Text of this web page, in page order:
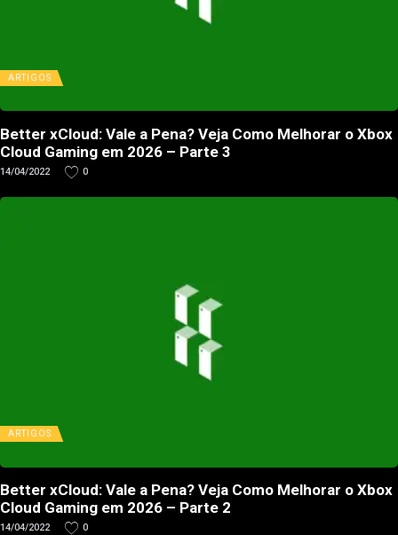
ARTIGOS
Better xCloud: Vale a Pena? Veja Como Melhorar o Xbox
Cloud Gaming em 2026 – Parte 3
14/04/2022 0
ARTIGOS
Better xCloud: Vale a Pena? Veja Como Melhorar o Xbox
Cloud Gaming em 2026 – Parte 2
14/04/2022 0